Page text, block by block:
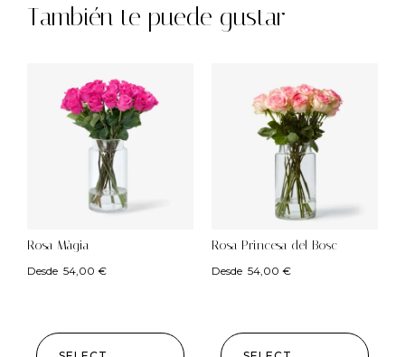
También te puede gustar
Rosa Màgia
Desde 54,00 €
Rosa Princesa del Bosc
Desde 54,00 €